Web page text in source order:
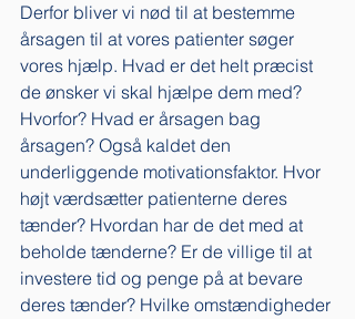
Derfor bliver vi nød til at bestemme
årsagen til at vores patienter søger
vores hjælp. Hvad er det helt præcist
de ønsker vi skal hjælpe dem med?
Hvorfor? Hvad er årsagen bag
årsagen? Også kaldet den
underliggende motivationsfaktor. Hvor
højt værdsætter patienterne deres
tænder? Hvordan har de det med at
beholde tænderne? Er de villige til at
investere tid og penge på at bevare
deres tænder? Hvilke omstændigheder